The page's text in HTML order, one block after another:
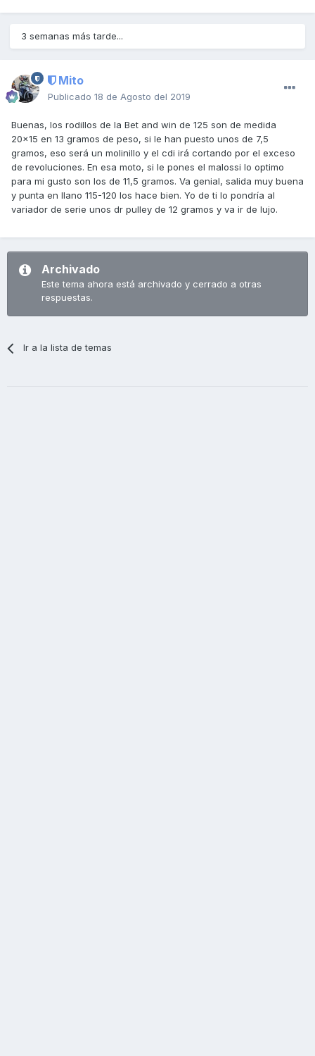
3 semanas más tarde...
Mito
Publicado 18 de Agosto del 2019
Buenas, los rodillos de la Bet and win de 125 son de medida
20x15 en 13 gramos de peso, si le han puesto unos de 7,5
gramos, eso será un molinillo y el cdi irá cortando por el exceso
de revoluciones. En esa moto, si le pones el malossi lo optimo
para mi gusto son los de 11,5 gramos. Va genial, salida muy buena
y punta en llano 115-120 los hace bien. Yo de ti lo pondría al
variador de serie unos dr pulley de 12 gramos y va ir de lujo.
Archivado
Este tema ahora está archivado y cerrado a otras
respuestas.
Ir a la lista de temas